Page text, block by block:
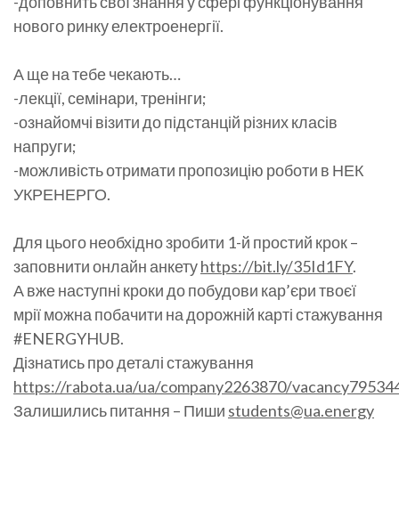
нового ринку електроенергії.
А ще на тебе чекають…
-лекції, семінари, тренінги;
-ознайомчі візити до підстанцій різних класів
напруги;
-можливість отримати пропозицію роботи в НЕК
УКРЕНЕРГО.
Для цього необхідно зробити 1-й простий крок –
заповнити онлайн анкетуhttps://bit.ly/35Id1FY.
А вже наступні кроки до побудови кар’єри твоєї
мрії можна побачити на дорожній карті стажування
#ENERGYHUB.
Дізнатись про деталі стажування
https://rabota.ua/ua/company2263870/
Залишились питання – Пиши students@ua.energy